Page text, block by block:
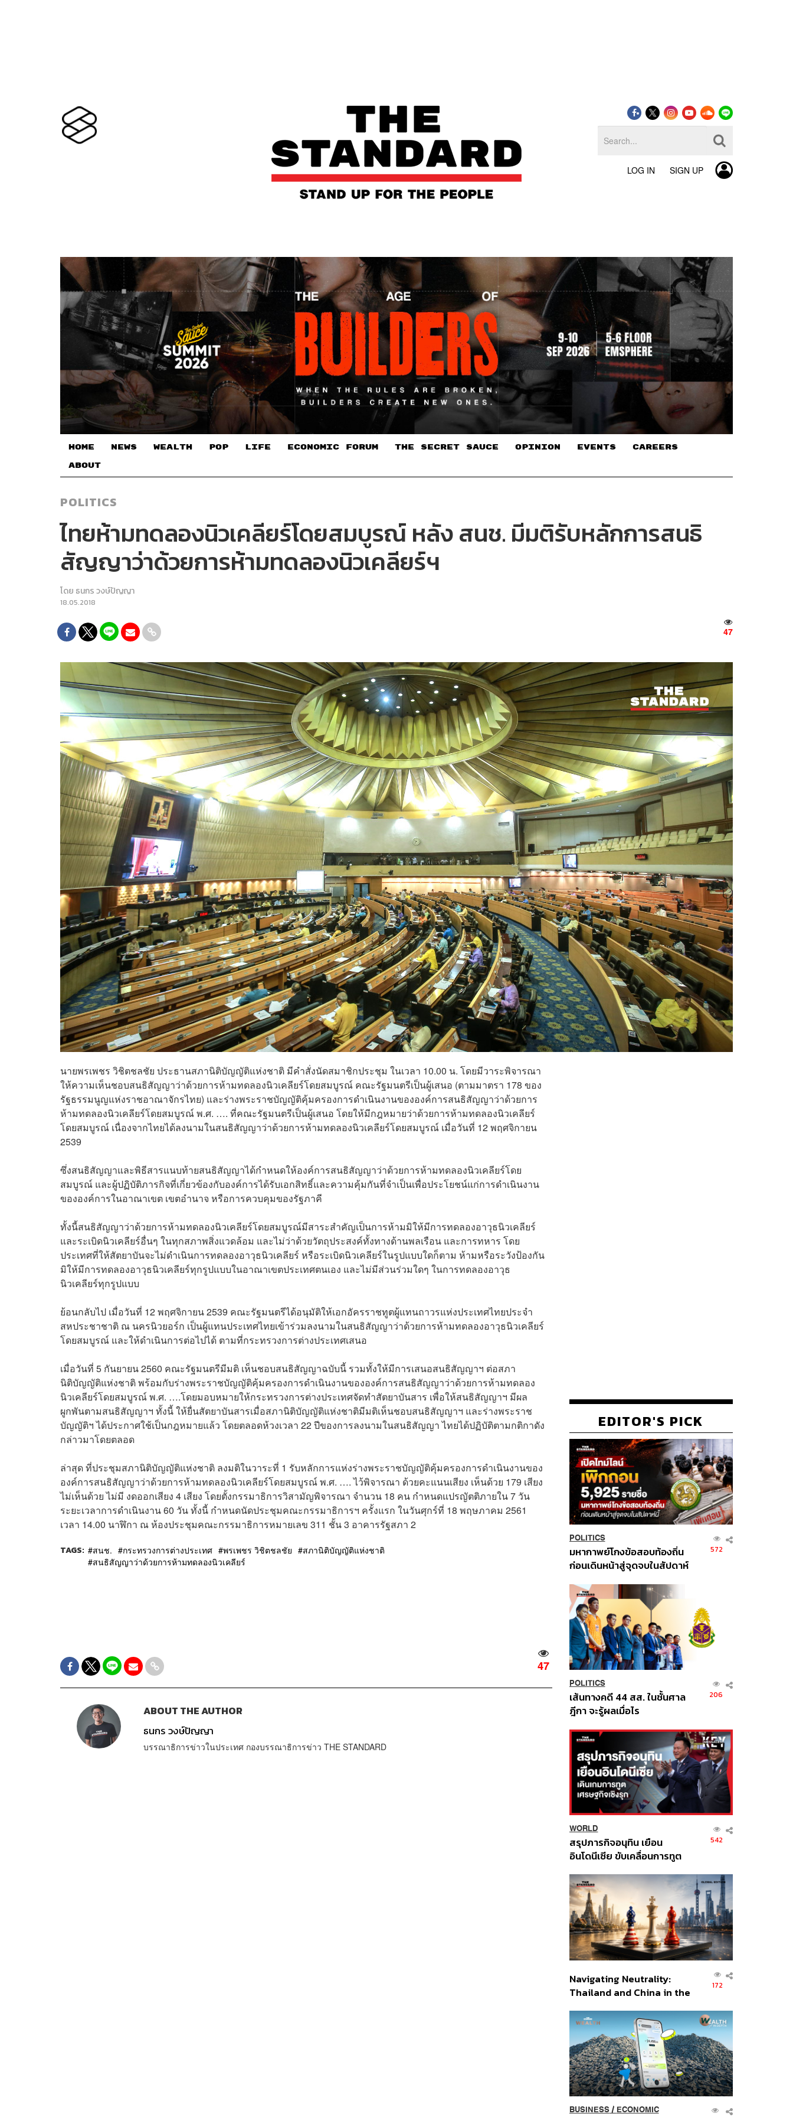
LOG IN SIGN UP
HOME NEWS WEALTH POP LIFE ECONOMIC FORUM THE SECRET SAUCE​ OPINION EVENTS CAREERS
ABOUT
POLITICS
ไทยห้ามทดลองนิวเคลียร์โดยสมบูรณ์ หลัง สนช. มีมติรับหลักการสนธิ
สัญญาว่าด้วยการห้ามทดลองนิวเคลียร์ฯ
โดย ธนกร วงษ์ปัญญา
18.05.2018
47
นายพรเพชร วิชิตชลชัย ประธานสภานิติบัญญัติแห่งชาติ มีคำสั่งนัดสมาชิกประชุม ในเวลา 10.00 น. โดยมีวาระพิจารณา
ให้ความเห็นชอบสนธิสัญญาว่าด้วยการห้ามทดลองนิวเคลียร์โดยสมบูรณ์ คณะรัฐมนตรีเป็นผู้เสนอ (ตามมาตรา 178 ของ
รัฐธรรมนูญแห่งราชอาณาจักรไทย) และร่างพระราชบัญญัติคุ้มครองการดำเนินงานขององค์การสนธิสัญญาว่าด้วยการ
ห้ามทดลองนิวเคลียร์โดยสมบูรณ์ พ.ศ. …. ที่คณะรัฐมนตรีเป็นผู้เสนอ โดยให้มีกฎหมายว่าด้วยการห้ามทดลองนิวเคลียร์
โดยสมบูรณ์ เนื่องจากไทยได้ลงนามในสนธิสัญญาว่าด้วยการห้ามทดลองนิวเคลียร์โดยสมบูรณ์ เมื่อวันที่ 12 พฤศจิกายน
2539
ซึ่งสนธิสัญญาและพิธีสารแนบท้ายสนธิสัญญาได้กำหนดให้องค์การสนธิสัญญาว่าด้วยการห้ามทดลองนิวเคลียร์โดย
สมบูรณ์ และผู้ปฏิบัติภารกิจที่เกี่ยวข้องกับองค์การได้รับเอกสิทธิ์และความคุ้มกันที่จำเป็นเพื่อประโยชน์แก่การดำเนินงาน
ขององค์การในอาณาเขต เขตอำนาจ หรือการควบคุมของรัฐภาคี
ทั้งนี้สนธิสัญญาว่าด้วยการห้ามทดลองนิวเคลียร์โดยสมบูรณ์มีสาระสำคัญเป็นการห้ามมิให้มีการทดลองอาวุธนิวเคลียร์
และระเบิดนิวเคลียร์อื่นๆ ในทุกสภาพสิ่งแวดล้อม และไม่ว่าด้วยวัตถุประสงค์ทั้งทางด้านพลเรือน และการทหาร โดย
ประเทศที่ให้สัตยาบันจะไม่ดำเนินการทดลองอาวุธนิวเคลียร์ หรือระเบิดนิวเคลียร์ในรูปแบบใดก็ตาม ห้ามหรือระวังป้องกัน
มิให้มีการทดลองอาวุธนิวเคลียร์ทุกรูปแบบในอาณาเขตประเทศตนเอง และไม่มีส่วนร่วมใดๆ ในการทดลองอาวุธ
นิวเคลียร์ทุกรูปแบบ
ย้อนกลับไป เมื่อวันที่ 12 พฤศจิกายน 2539 คณะรัฐมนตรีได้อนุมัติให้เอกอัครราชทูตผู้แทนถาวรแห่งประเทศไทยประจำ
สหประชาชาติ ณ นครนิวยอร์ก เป็นผู้แทนประเทศไทยเข้าร่วมลงนามในสนธิสัญญาว่าด้วยการห้ามทดลองอาวุธนิวเคลียร์
โดยสมบูรณ์ และให้ดำเนินการต่อไปได้ ตามที่กระทรวงการต่างประเทศเสนอ
เมื่อวันที่ 5 กันยายน 2560 คณะรัฐมนตรีมีมติ เห็นชอบสนธิสัญญาฉบับนี้ รวมทั้งให้มีการเสนอสนธิสัญญาฯ ต่อสภา
นิติบัญญัติแห่งชาติ พร้อมกับร่างพระราชบัญญัติคุ้มครองการดำเนินงานขององค์การสนธิสัญญาว่าด้วยการห้ามทดลอง
นิวเคลียร์โดยสมบูรณ์ พ.ศ. ….โดยมอบหมายให้กระทรวงการต่างประเทศจัดทำสัตยาบันสาร เพื่อให้สนธิสัญญาฯ มีผล
ผูกพันตามสนธิสัญญาฯ ทั้งนี้ ให้ยื่นสัตยาบันสารเมื่อสภานิติบัญญัติแห่งชาติมีมติเห็นชอบสนธิสัญญาฯ และร่างพระราช
บัญญัติฯ ได้ประกาศใช้เป็นกฎหมายแล้ว โดยตลอดห้วงเวลา 22 ปีของการลงนามในสนธิสัญญา ไทยได้ปฏิบัติตามกติกาดัง
กล่าวมาโดยตลอด
ล่าสุด ที่ประชุมสภานิติบัญญัติแห่งชาติ ลงมติในวาระที่ 1 รับหลักการแห่งร่างพระราชบัญญัติคุ้มครองการดำเนินงานของ
องค์การสนธิสัญญาว่าด้วยการห้ามทดลองนิวเคลียร์โดยสมบูรณ์ พ.ศ. …. ไว้พิจารณา ด้วยคะแนนเสียง เห็นด้วย 179 เสียง
ไม่เห็นด้วย ไม่มี งดออกเสียง 4 เสียง โดยตั้งกรรมาธิการวิสามัญพิจารณา จำนวน 18 คน กำหนดแปรญัตติภายใน 7 วัน
ระยะเวลาการดำเนินงาน 60 วัน ทั้งนี้ กำหนดนัดประชุมคณะกรรมาธิการฯ ครั้งแรก ในวันศุกร์ที่ 18 พฤษภาคม 2561
เวลา 14.00 นาฬิกา ณ ห้องประชุมคณะกรรมาธิการหมายเลข 311 ชั้น 3 อาคารรัฐสภา 2
TAGS: สนช. กระทรวงการต่างประเทศ พรเพชร วิชิตชลชัย
สภานิติบัญญัติแห่งชาติ
สนธิสัญญาว่าด้วยการห้ามทดลองนิวเคลียร์
47
ABOUT THE AUTHOR
ธนกร วงษ์ปัญญา
บรรณาธิการข่าวในประเทศ กองบรรณาธิการข่าว THE STANDARD
EDITOR'S PICK
POLITICS
มหากาพย์โกงข้อสอบท้องถิ่น
ก่อนเดินหน้าสู่จุดจบในสัปดาห์
572
POLITICS
เส้นทางคดี 44 สส. ในชั้นศาล
ฎีกา จะรู้ผลเมื่อไร
206
WORLD
สรุปภารกิจอนุทิน เยือน
อินโดนีเซีย ขับเคลื่อนการทูต
ส่วนยุทธศาสตร์ไทย –
อินโดนีเซีย
542
Navigating Neutrality:
Thailand and China in the
Order
172
BUSINESS/ ECONOMIC